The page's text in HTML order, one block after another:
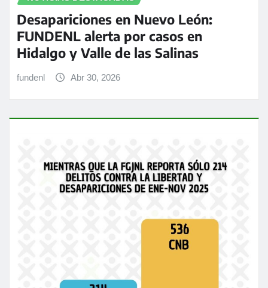
Desapariciones en Nuevo León:
FUNDENL alerta por casos en
Hidalgo y Valle de las Salinas
fundenl Abr 30, 2026